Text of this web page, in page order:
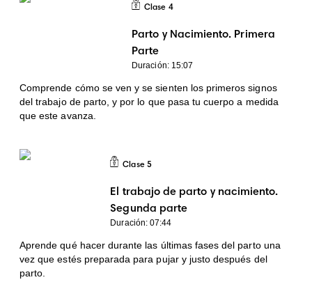
Clase 4
Parto y Nacimiento. Primera
Parte
4
Duración: 15:07
Comprende cómo se ven y se sienten los primeros signos
del trabajo de parto, y por lo que pasa tu cuerpo a medida
que este avanza.
Clase 5
El trabajo de parto y nacimiento.
Segunda parte
Clase
5
Duración: 07:44
Aprende qué hacer durante las últimas fases del parto una
vez que estés preparada para pujar y justo después del
parto.